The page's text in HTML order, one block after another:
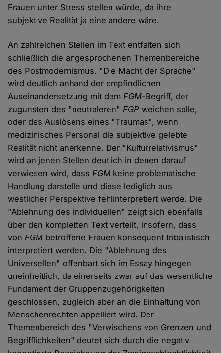
Frauen unter Stress stellen würde, da ihre
subjektive Realität ja eine andere wäre.
An zahlreichen Stellen im Text entfalten sich
schließlich die angesprochenen Themenbereiche
des Postmodernismus. "Die Macht der Sprache"
wird deutlich anhand der empfindlichen
Auseinandersetzung mit demFGM-Begriff, der
zugunsten des "neutraleren"FGP weichen solle,
oder des Auslösens eines "Traumas", wenn
medizinisches Personal die subjektive gelebte
Realität nicht anerkenne. Der "Kulturrelativismus"
wird an jenen Stellen deutlich in denen darauf
verwiesen wird, dass FGM keine problematische
Handlung darstelle und diese lediglich aus
westlicher Perspektive fehlinterpretiert werde. Die
"Ablehnung des individuellen" zeigt sich ebenfalls
über den kompletten Text verteilt, insofern, dass
vonFGM betroffene Frauen konsequent tribalistisch
interpretiert werden. Die "Ablehnung des
Universellen" offenbart sich im Essay hingegen
uneinheitlich, da einerseits zwar auf das wesentliche
Fundament der Gruppenzugehörigkeiten
geschlossen, zugleich aber an die Einhaltung von
Menschenrechten appelliert wird. Der
Themenbereich des "Verwischens von Grenzen und
Begrifflichkeiten" deutet sich durch die negativ